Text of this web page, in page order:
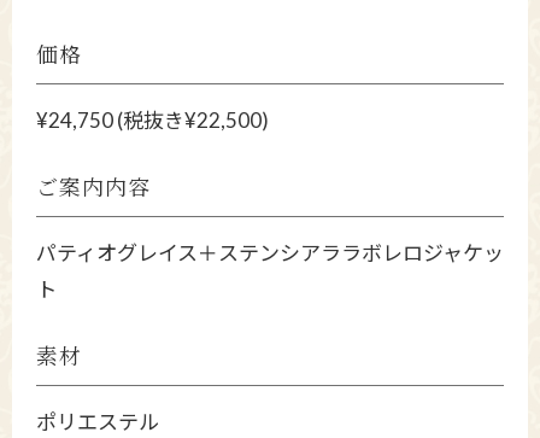
価格
¥24,750 (税抜き¥22,500)
ご案内内容
パティオグレイス＋ステンシアララボレロジャケッ
ト
素材
ポリエステル